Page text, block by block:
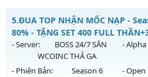
Kiểu reset: Non Reset
Thể loại: Mu Nguyên bản Webzen
Antihack: XShield
Mu ĐAM MÊ - Giải trí
Mu mới ra tháng 08 2026 - Mở
ngày 07/08/2626
Exp: 9999x - Drop: 89%
5.ĐUA TOP NHẬN MỐC NẠP -
80% - TẶNG SET 400 FULL
- Server:
BOSS 24/7 SĂN
WCOINC THẢ GA
- Alpha
- Phiên Bản: Season 6 - Open